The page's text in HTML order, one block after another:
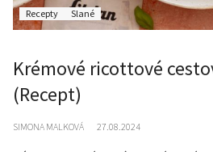
Recepty Slané
Krémové ricottové
(Recept)
SIMONA MALKOVÁ 27.08.2024